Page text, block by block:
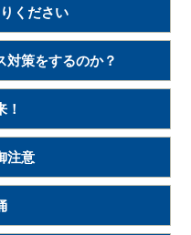
ください
対策をするのか？
！
注意